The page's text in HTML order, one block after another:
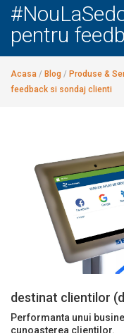
pentru
Acasa / Blog / Produse &
feedback si sondaj clienti
destinat clientilor
Performanta unui
cunoasterea clientilor.